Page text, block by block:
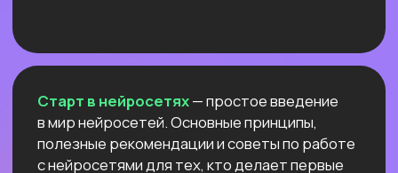
Для детей 8
Естественный интеллект 1
Высшее образование 2